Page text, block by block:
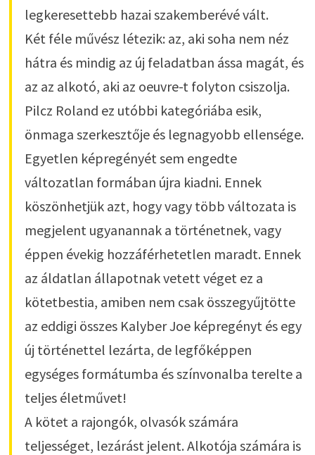
legkeresettebb hazai szakemberévé vált.
Két féle művész létezik: az, aki soha nem néz
hátra és mindig az új feladatban ássa magát, és
az az alkotó, aki az oeuvre-t folyton csiszolja.
Pilcz Roland ez utóbbi kategóriába esik,
önmaga szerkesztője és legnagyobb ellensége.
Egyetlen képregényét sem engedte
változatlan formában újra kiadni. Ennek
köszönhetjük azt, hogy vagy több változata is
megjelent ugyanannak a történetnek, vagy
éppen évekig hozzáférhetetlen maradt. Ennek
az áldatlan állapotnak vetett véget ez a
kötetbestia, amiben nem csak összegyűjtötte
az eddigi összes Kalyber Joe képregényt és egy
új történettel lezárta, de legfőképpen
egységes formátumba és színvonalba terelte a
teljes életművet!
A kötet a rajongók, olvasók számára
teljességet, lezárást jelent. Alkotója számára is